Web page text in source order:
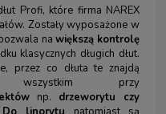
Profi, które firma NAREX
Zostały wyposażone w
na większą kontrolę
klasycznych długich dłut.
przez co dłuta te znajdą
wszystkim przy
np. drzeworytu czy